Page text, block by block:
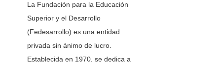
La Fundación para la Educación
Superior y el Desarrollo
(Fedesarrollo) es una entidad
privada sin ánimo de lucro.
Establecida en 1970, se dedica a